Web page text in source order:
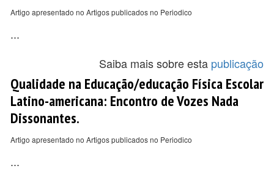
Artigo apresentado no Artigos publicados no Periodico
...
Saiba mais sobre esta publicação
Qualidade na Educação/educação Física Escolar
Latino-americana: Encontro de Vozes Nada
Dissonantes.
Artigo apresentado no Artigos publicados no Periodico
...